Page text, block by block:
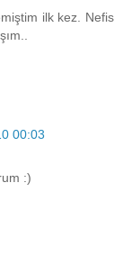
ilk kez. Nefis
00:03
:)